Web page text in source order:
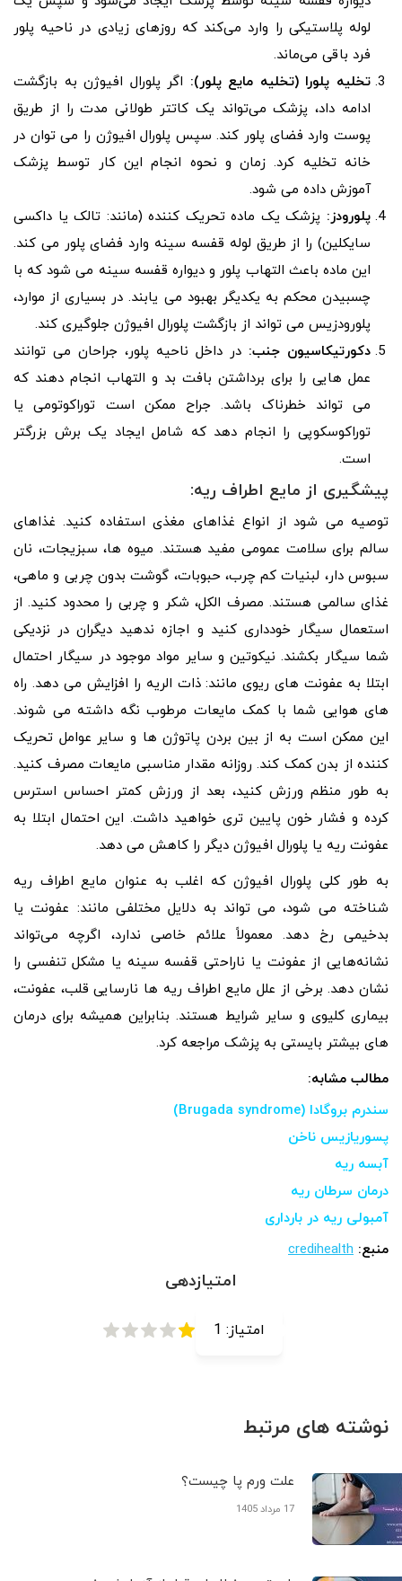
لوله پلاستیکی را وارد می‌کند که روزهای زیادی در ناحیه پلور
فرد باقی می‌ماند.
تخلیه پلورا (تخلیه مایع پلور): اگر پلورال افیوژن به بازگشت
ادامه داد، پزشک می‌تواند یک کاتتر طولانی‌ مدت را از طریق
پوست وارد فضای پلور کند. سپس پلورال افیوژن را می توان در
خانه تخلیه کرد. زمان و نحوه انجام این کار توسط پزشک
آموزش داده می شود.
پلورودز: پزشک یک ماده تحریک کننده (مانند: تالک یا داکسی
سایکلین) را از طریق لوله قفسه سینه وارد فضای پلور می کند.
این ماده باعث التهاب پلور و دیواره قفسه سینه می شود که با
چسبیدن محکم به یکدیگر بهبود می یابند. در بسیاری از موارد،
پلورودزیس می تواند از بازگشت پلورال افیوژن جلوگیری کند.
دکورتیکاسیون جنب: در داخل ناحیه پلور، جراحان می توانند
عمل هایی را برای برداشتن بافت بد و التهاب انجام دهند که
می تواند خطرناک باشد. جراح ممکن است توراکوتومی یا
توراکوسکوپی را انجام دهد که شامل ایجاد یک برش بزرگتر
است.
پیشگیری از مایع اطراف ریه:
توصیه می شود از انواع غذاهای مغذی استفاده کنید. غذاهای
سالم برای سلامت عمومی مفید هستند. میوه ها، سبزیجات، نان
سبوس دار، لبنیات کم چرب، حبوبات، گوشت بدون چربی و ماهی،
غذای سالمی هستند. مصرف الکل، شکر و چربی را محدود کنید. از
استعمال سیگار خودداری کنید و اجازه ندهید دیگران در نزدیکی
شما سیگار بکشند. نیکوتین و سایر مواد موجود در سیگار احتمال
ابتلا به عفونت های ریوی مانند: ذات الریه را افزایش می دهد. راه
های هوایی شما با کمک مایعات مرطوب نگه داشته می شوند.
این ممکن است به از بین بردن پاتوژن ها و سایر عوامل تحریک
کننده از بدن کمک کند. روزانه مقدار مناسبی مایعات مصرف کنید.
به طور منظم ورزش کنید، بعد از ورزش کمتر احساس استرس
کرده و فشار خون پایین تری خواهید داشت. این احتمال ابتلا به
عفونت ریه یا پلورال افیوژن دیگر را کاهش می دهد.
به طور کلی پلورال افیوژن که اغلب به عنوان مایع اطراف ریه
شناخته می شود، می تواند به دلایل مختلفی مانند: عفونت یا
بدخیمی رخ دهد. معمولاً علائم خاصی ندارد، اگرچه می‌تواند
نشانه‌هایی از عفونت یا ناراحتی قفسه سینه یا مشکل تنفسی را
نشان دهد. برخی از علل مایع اطراف ریه ها نارسایی قلب، عفونت،
بیماری کلیوی و سایر شرایط هستند. بنابراین همیشه برای درمان
های بیشتر بایستی به پزشک مراجعه کرد.
مطالب مشابه:
سندرم بروگادا (Brugada syndrome)
پسوریازیس ناخن
آبسه ریه
درمان سرطان ریه
آمبولی ریه در بارداری
منبع: credihealth
امتیازدهی
امتیاز: 1
نوشته های مرتبط
علت ورم پا چیست؟
17 مرداد 1405